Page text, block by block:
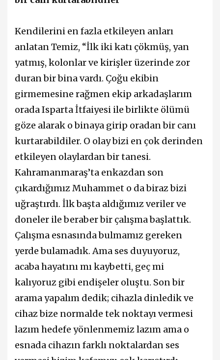
Kendilerini en fazla etkileyen anları
anlatan Temiz, “İlk iki katı çökmüş, yan
yatmış, kolonlar ve kirişler üzerinde zor
duran bir bina vardı. Çoğu ekibin
girmemesine rağmen ekip arkadaşlarım
orada Isparta İtfaiyesi ile birlikte ölümü
göze alarak o binaya girip oradan bir canı
kurtarabildiler. O olay bizi en çok derinden
etkileyen olaylardan bir tanesi.
Kahramanmaraş’ta enkazdan son
çıkardığımız Muhammet o da biraz bizi
uğraştırdı. İlk başta aldığımız veriler ve
doneler ile beraber bir çalışma başlattık.
Çalışma esnasında bulmamız gereken
yerde bulamadık. Ama ses duyuyoruz,
acaba hayatını mı kaybetti, geç mi
kalıyoruz gibi endişeler oluştu. Son bir
arama yapalım dedik; cihazla dinledik ve
cihaz bize normalde tek noktayı vermesi
lazım hedefe yönlenmemiz lazım ama o
esnada cihazın farklı noktalardan ses